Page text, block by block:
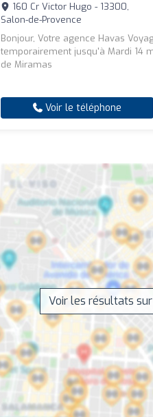
160 Cr Victor Hugo - 13300,
Salon-de-Provence
Bonjour, Votre agence Havas
temporairement jusqu'à Mardi 14
de Miramas
Voir le téléphone
Voir les résultats